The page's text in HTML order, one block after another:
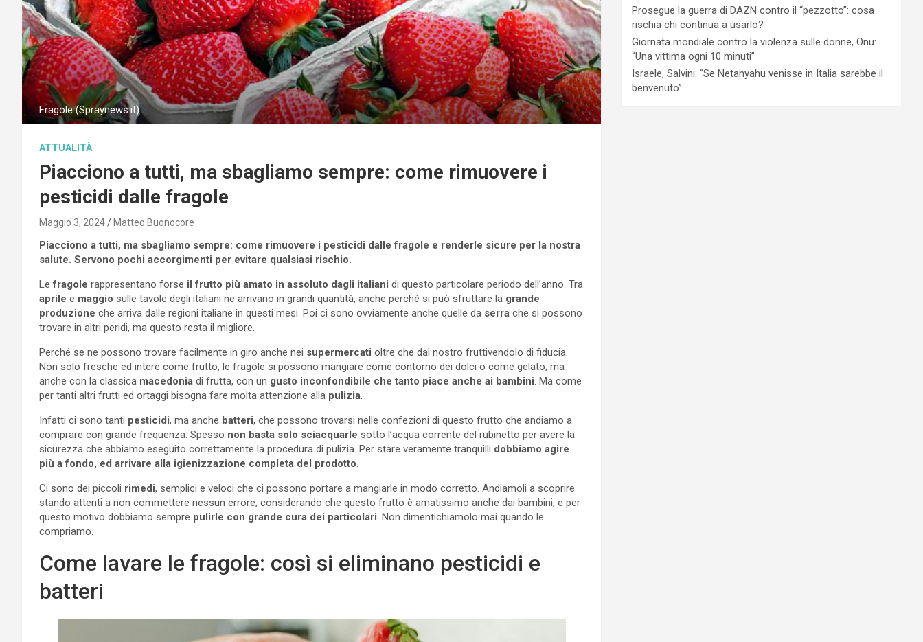
Fragole (Spraynews.it)
ATTUALITÀ
Piacciono a tutti, ma sbagliamo sempre: come rimuovere i
pesticidi dalle fragole
Maggio 3, 2024 Matteo Buonocore
Piacciono a tutti, ma sbagliamo sempre: come rimuovere i pesticidi dalle fragole e renderle sicure per la nostra
salute. Servono pochi accorgimenti per evitare qualsiasi rischio.
Lefragole rappresentano forse il frutto più amato in assoluto dagli italiani di questo particolare periodo dell’anno. Tra
aprile e maggio sulle tavole degli italiani ne arrivano in grandi quantità, anche perché si può sfruttare la grande
produzione che arriva dalle regioni italiane in questi mesi. Poi ci sono ovviamente anche quelle da serra che si possono
trovare in altri peridi, ma questo resta il migliore.
Perché se ne possono trovare facilmente in giro anche nei supermercati oltre che dal nostro fruttivendolo di fiducia.
Non solo fresche ed intere come frutto, le fragole si possono mangiare come contorno dei dolci o come gelato, ma
anche con la classica macedonia di frutta, con un gusto inconfondibile che tanto piace anche ai bambini . Ma come
per tanti altri frutti ed ortaggi bisogna fare molta attenzione alla pulizia
Infatti ci sono tanti pesticidi, ma anche batteri, che possono trovarsi nelle confezioni di questo frutto che andiamo a
comprare con grande frequenza. Spesso non basta solo sciacquarle sotto l’acqua corrente del rubinetto per avere la
sicurezza che abbiamo eseguito correttamente la procedura di pulizia. Per stare veramente tranquilli dobbiamo agire
più a fondo, ed arrivare alla igienizzazione completa del prodotto
Ci sono dei piccoli rimedi, semplici e veloci che ci possono portare a mangiarle in modo corretto. Andiamoli a scoprire
stando attenti a non commettere nessun errore, considerando che questo frutto è amatissimo anche dai bambini, e per
questo motivo dobbiamo sempre pulirle con grande cura dei particolari . Non dimentichiamolo mai quando le
compriamo.
Come lavare le fragole: così si eliminano pesticidi e
batteri
Prosegue la guerra di DAZN contro il “pezzotto”: cosa
rischia chi continua a usarlo?
Giornata mondiale contro la violenza sulle donne, Onu:
“Una vittima ogni 10 minuti”
Israele, Salvini: “Se Netanyahu venisse in Italia sarebbe il
benvenuto”